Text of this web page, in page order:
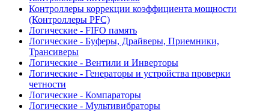
Контроллеры коррекции коэффициента мощности
(Контроллеры PFC)
Логические - FIFO память
Логические - Буферы, Драйверы, Приемники,
Трансиверы
Логические - Вентили и Инверторы
Логические - Генераторы и устройства проверки
четности
Логические - Компараторы
Логические - Мультивибраторы